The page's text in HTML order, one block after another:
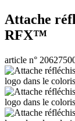
Attache
RFX™
article n°